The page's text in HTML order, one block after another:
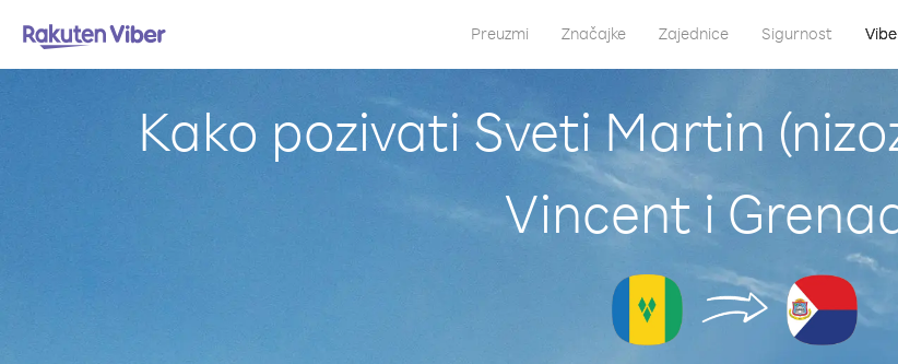
Preuzmi Značajke Zajednice Sigurnost
Kako pozivati Sveti Martin
Vincent i